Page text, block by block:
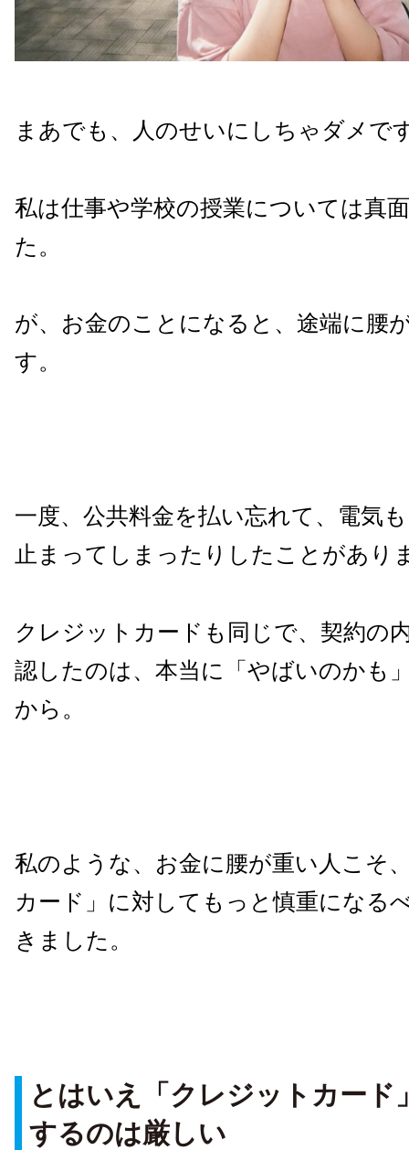
まあでも、人のせいにしちゃダメで
私は仕事や学校の授業については真
た。
が、お金のことになると、途端に腰
す。
一度、公共料金を払い忘れて、電気
止まってしまったりしたことがあり
クレジットカードも同じで、契約の
認したのは、本当に「やばいのかも
から。
私のような、お金に腰が重い人こそ
カード」に対してもっと慎重になる
きました。
とはいえ「クレジットカード
するのは厳しい